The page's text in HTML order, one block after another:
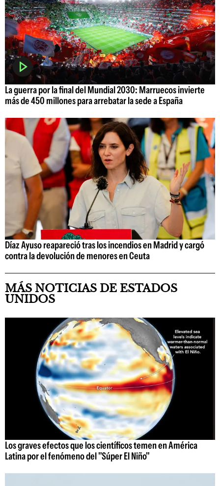
La guerra por la final del Mundial 2030: Marruecos invierte
más de 450 millones para arrebatar la sede a España
Díaz Ayuso reapareció tras los incendios en Madrid y cargó
contra la devolución de menores en Ceuta
MÁS NOTICIAS DE ESTADOS
UNIDOS
Los graves efectos que los científicos temen en América
Latina por el fenómeno del "Súper El Niño"